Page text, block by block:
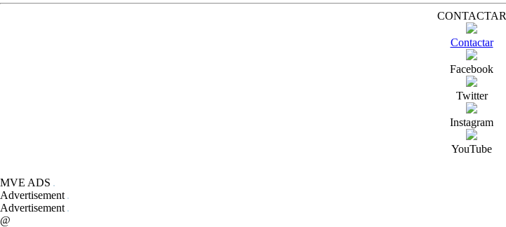
CONTACTAR
Contactar
Facebook
Twitter
Instagram
YouTube
MVE ADS
Advertisement
Advertisement
@